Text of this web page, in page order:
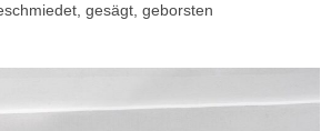
gesägt, geborsten